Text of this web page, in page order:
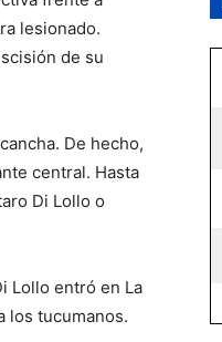
lesionado.
de su
De hecho,
central. Hasta
Di Lollo o
Lollo entró en La
los tucumanos.